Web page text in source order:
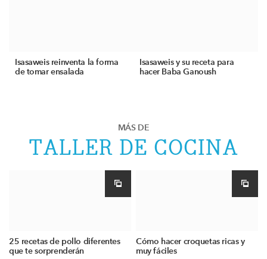
Isasaweis reinventa la forma
de tomar ensalada
Isasaweis y su receta para
hacer Baba Ganoush
MÁS DE
TALLER DE COCINA
25 recetas de pollo diferentes
que te sorprenderán
Cómo hacer croquetas ricas y
muy fáciles